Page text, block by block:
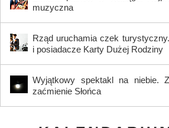
muzyczna
Rząd uruchamia czek
i posiadacze Karty Dużej Rodziny
Wyjątkowy spektakl na niebie.
zaćmienie Słońca